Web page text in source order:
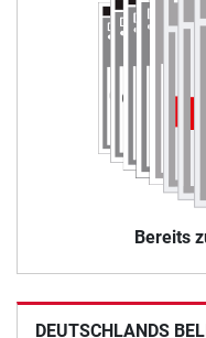
Bereits
DEUTSCHLANDS